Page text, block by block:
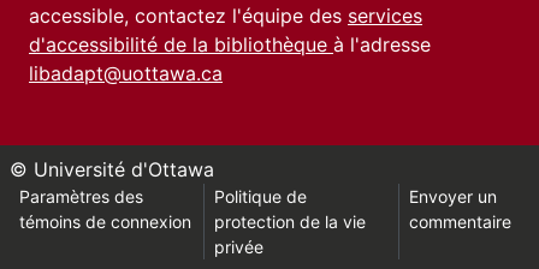
accessible, contactez l'équipe des services
d'accessibilité de la bibliothèque à l'adresse
libadapt@uottawa.ca
© Université d'Ottawa
Paramètres des
témoins de connexion
Politique de
protection de la vie
privée
Envoyer un
commentaire